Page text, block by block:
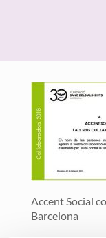
Accent Social
Barcelona